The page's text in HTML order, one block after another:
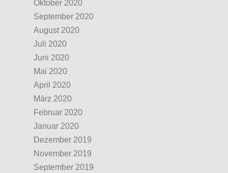
Oktober 2020
September 2020
August 2020
Juli 2020
Juni 2020
Mai 2020
April 2020
März 2020
Februar 2020
Januar 2020
Dezember 2019
November 2019
September 2019